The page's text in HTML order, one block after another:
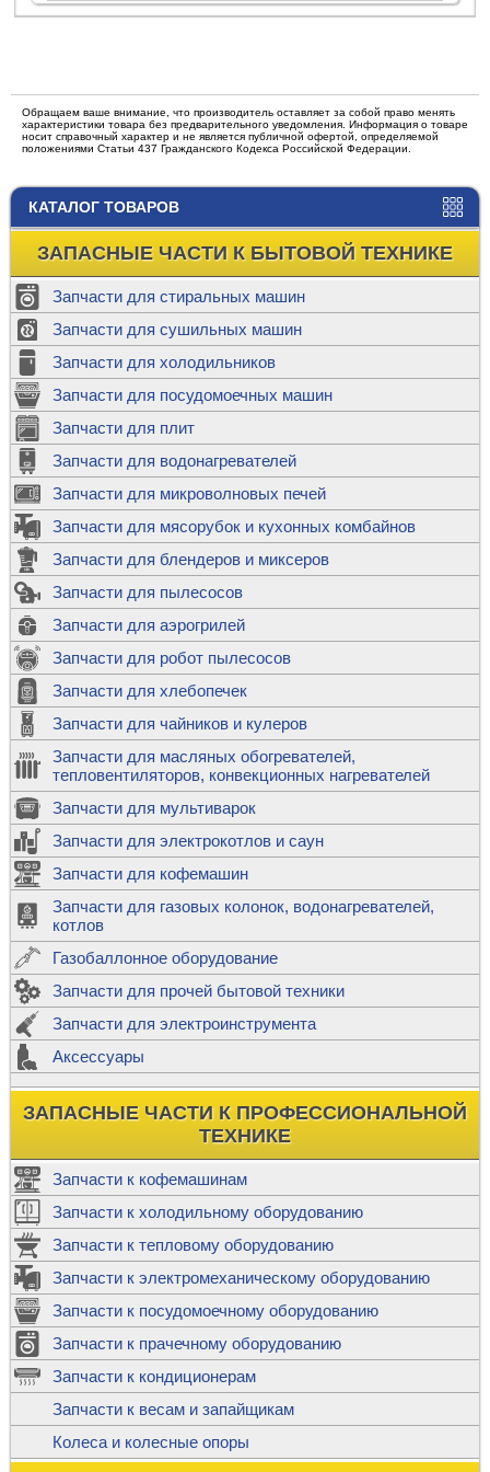
КАТАЛОГ ТОВАРОВ
ЗАПАСНЫЕ ЧАСТИ К БЫТОВОЙ ТЕХНИКЕ
Запчасти для стиральных машин
Запчасти для сушильных машин
Запчасти для холодильников
Запчасти для посудомоечных машин
Запчасти для плит
Запчасти для водонагревателей
Запчасти для микроволновых печей
Запчасти для мясорубок и кухонных комбайнов
Запчасти для блендеров и миксеров
Запчасти для пылесосов
Запчасти для аэрогрилей
Запчасти для робот пылесосов
Запчасти для хлебопечек
Запчасти для чайников и кулеров
Запчасти для масляных обогревателей,
тепловентиляторов, конвекционных нагревателей
Запчасти для мультиварок
Запчасти для электрокотлов и саун
Запчасти для кофемашин
Запчасти для газовых колонок, водонагревателей,
котлов
Газобаллонное оборудование
Запчасти для прочей бытовой техники
Запчасти для электроинструмента
Аксессуары
ЗАПАСНЫЕ ЧАСТИ К ПРОФЕССИОНАЛЬНОЙ
ТЕХНИКЕ
Запчасти к кофемашинам
Запчасти к холодильному оборудованию
Запчасти к тепловому оборудованию
Запчасти к электромеханическому оборудованию
Запчасти к посудомоечному оборудованию
Запчасти к прачечному оборудованию
Запчасти к кондиционерам
Запчасти к весам и запайщикам
Колеса и колесные опоры
Обращаем ваше внимание, что производитель оставляет за собой право менять
характеристики товара без предварительного уведомления. Информация о товаре
носит справочный характер и не является публичной офертой, определяемой
положениями Статьи 437 Гражданского Кодекса Российской Федерации.